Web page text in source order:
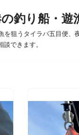
釣り船・遊
を狙うタイラバ五目便、
できます。